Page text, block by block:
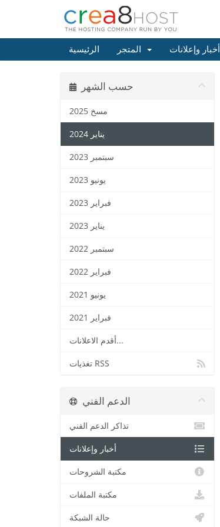
الرئيسية أخبار وإعلانات
حسب الشهر
مسخ 2025
يناير 2024
سبتمبر 2023
يونيو 2023
فبراير 2023
يناير 2023
سبتمبر 2022
فبراير 2022
يونيو 2021
فبراير 2021
أقدم الاعلانات...
تغذيات RSS
الدعم الفني
تذاكر الدعم الفني
أخبار وإعلانات
مكتبة الشروحات
مكتبة الملفات
حالة الشبكة